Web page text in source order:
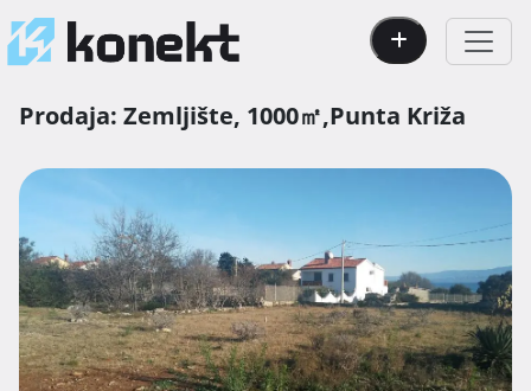
Prodaja: Zemljište, 1000㎡,Punta Križa